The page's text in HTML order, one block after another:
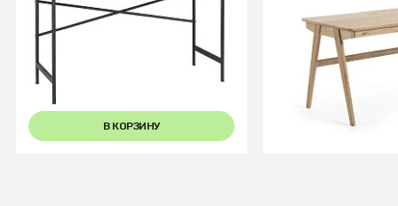
Стол письменный Plato
Гикори натуральный
В КОРЗИНУ
Рабочий стол
натуральный
В